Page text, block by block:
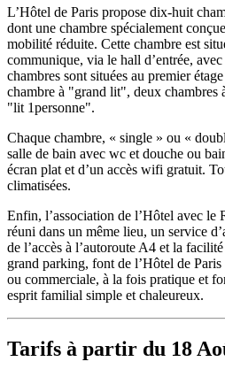
L’Hôtel de Paris propose dix-huit
dont une chambre spécialement
mobilité réduite. Cette chambre est
communique, via le hall d’entrée,
chambres sont situées au premier
chambre à "grand lit", deux chambres
"lit 1personne".
Chaque chambre, « single » ou «
salle de bain avec wc et douche ou
écran plat et d’un accès wifi gratuit.
climatisées.
Enfin, l’association de l’Hôtel avec le
réuni dans un même lieu, un service
de l’accès à l’autoroute A4 et la
grand parking, font de l’Hôtel de
ou commerciale, à la fois pratique et
esprit familial simple et chaleureux.
Tarifs à partir du 18